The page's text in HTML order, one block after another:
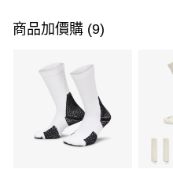
信用卡一次付款
3 期 0 利率 每期
合作金庫商業銀行
華南商業銀行
上海商業儲蓄銀行
Apple Pay
商品加價購 (9)